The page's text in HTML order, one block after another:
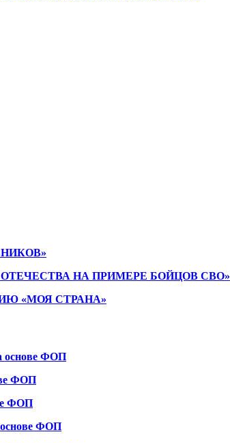
НА ПРИМЕРЕ БОЙЦОВ СВО»
«МОЯ СТРАНА»
основе ФОП
ФОП
ФОП
основе ФОП